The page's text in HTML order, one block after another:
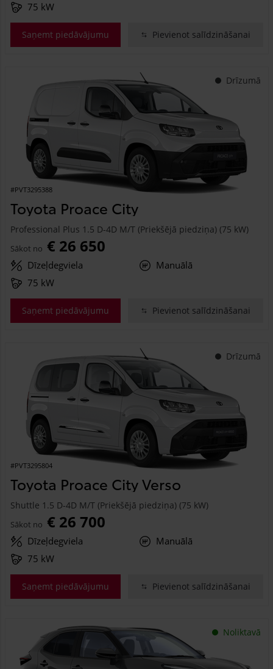
75 kW
Saņemt piedāvājumu Pievienot salīdzināšanai
Drīzumā
#PVT3295388
Toyota Proace City
Professional Plus 1.5 D-4D M/T (Priekšējā piedziņa) (75 kW)
Sākot no € 26 650
Dīzeļdegviela
Manuālā
75 kW
Saņemt piedāvājumu Pievienot salīdzināšanai
Drīzumā
#PVT3295804
Toyota Proace City Verso
Shuttle 1.5 D-4D M/T (Priekšējā piedziņa) (75 kW)
Sākot no € 26 700
Dīzeļdegviela
Manuālā
75 kW
Saņemt piedāvājumu Pievienot salīdzināšanai
Noliktavā